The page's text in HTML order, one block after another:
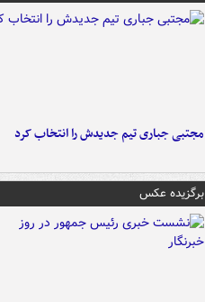
مجتبی جباری تیم جدیدش را انتخاب کرد
برگزیده عکس